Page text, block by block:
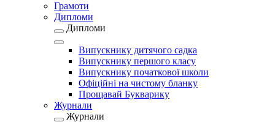
Грамоти
Дипломи
Дипломи
Випускнику дитячого садка
Випускнику першого класу
Випускнику початкової школи
Офіційні на чистому бланку
Прощавай Букварику
Журнали
Журнали